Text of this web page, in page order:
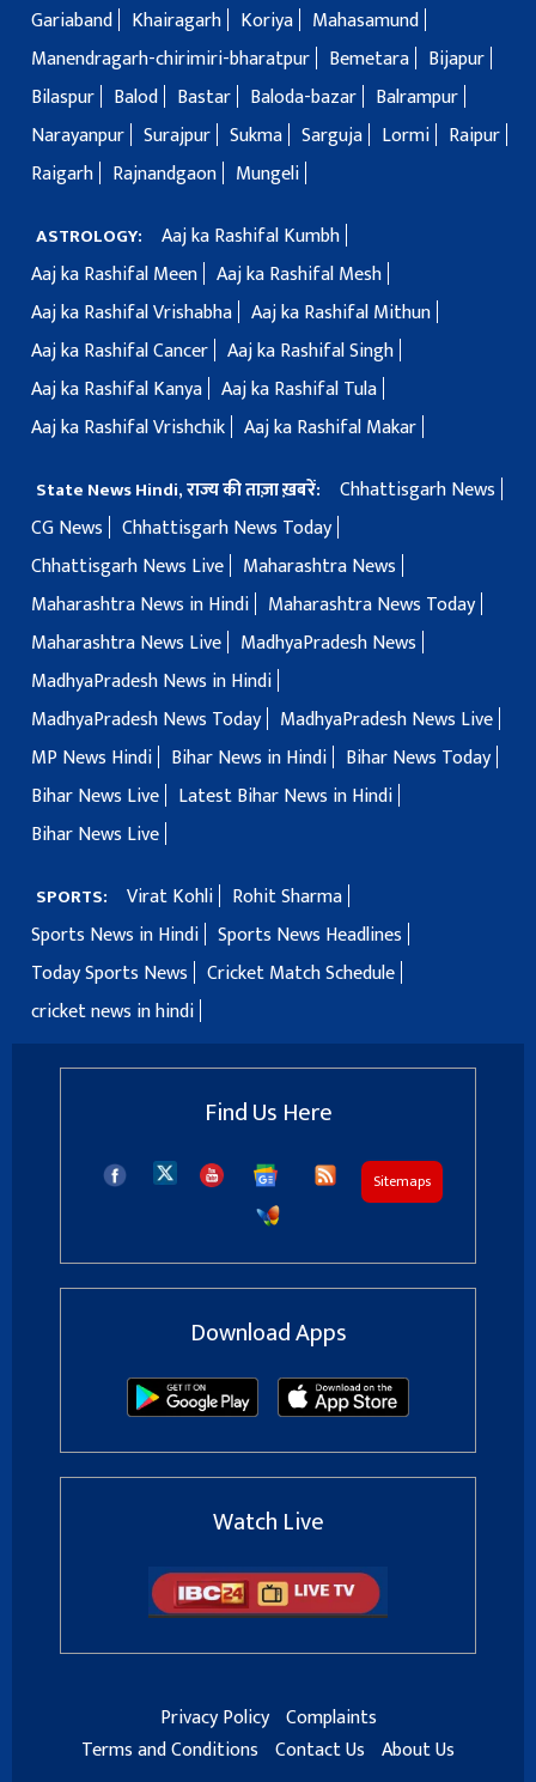
Gariaband
Khairagarh Koriya
Mahasamund
Manendragarh-chirimiri-bharatpur
Bemetara
Bijapur
Bilaspur
Balod Bastar Baloda-bazar
Balrampur
Narayanpur Surajpur Sukma Sarguja Lormi
Raipur
Raigarh
Rajnandgaon Mungeli
ASTROLOGY:
Aaj ka Rashifal Kumbh
Aaj ka Rashifal Meen Aaj ka Rashifal Mesh
Aaj ka Rashifal Vrishabha Aaj ka Rashifal Mithun
Aaj ka Rashifal Cancer Aaj ka Rashifal Singh
Aaj ka Rashifal Kanya Aaj ka Rashifal Tula
Aaj ka Rashifal Vrishchik Aaj ka Rashifal Makar
State News Hindi, राज्य की ताज़ा ख़बरें:
Chhattisgarh News
CG News
Chhattisgarh News Today
Chhattisgarh News Live
Maharashtra News
Maharashtra News in Hindi
Maharashtra News Today
Maharashtra News Live
MadhyaPradesh News
MadhyaPradesh News in Hindi
MadhyaPradesh News Today
MadhyaPradesh News Live
MP News Hindi
Bihar News in Hindi
Bihar News Today
Bihar News Live
Latest Bihar News in Hindi
Bihar News Live
SPORTS: Virat Kohli
Rohit Sharma
Sports News in Hindi Sports News Headlines
Today Sports News
Cricket Match Schedule
cricket news in hindi
Find Us Here
Sitemaps
Download Apps
Watch Live
Privacy Policy Complaints
Terms and Conditions Contact Us About Us